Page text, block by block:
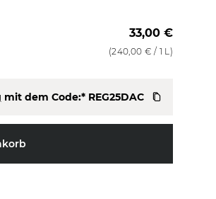
33,00 €
(240,00 € / 1 L)
mit dem Code:* REG25DAC